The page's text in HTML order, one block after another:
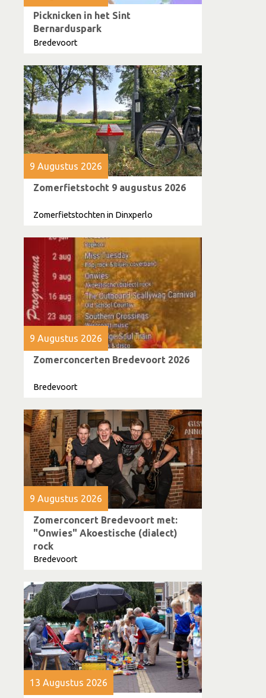
Picknicken in het Sint
Bernarduspark
Bredevoort
9 Augustus 2026
Zomerfietstocht 9 augustus 2026
Zomerfietstochten in Dinxperlo
9 Augustus 2026
Zomerconcerten Bredevoort 2026
Bredevoort
9 Augustus 2026
Zomerconcert Bredevoort met:
"Onwies" Akoestische (dialect)
rock
Bredevoort
13 Augustus 2026